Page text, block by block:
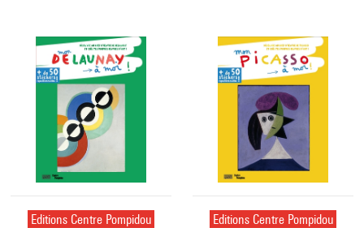
Editions Centre Pompidou
Editions Centre Pompidou